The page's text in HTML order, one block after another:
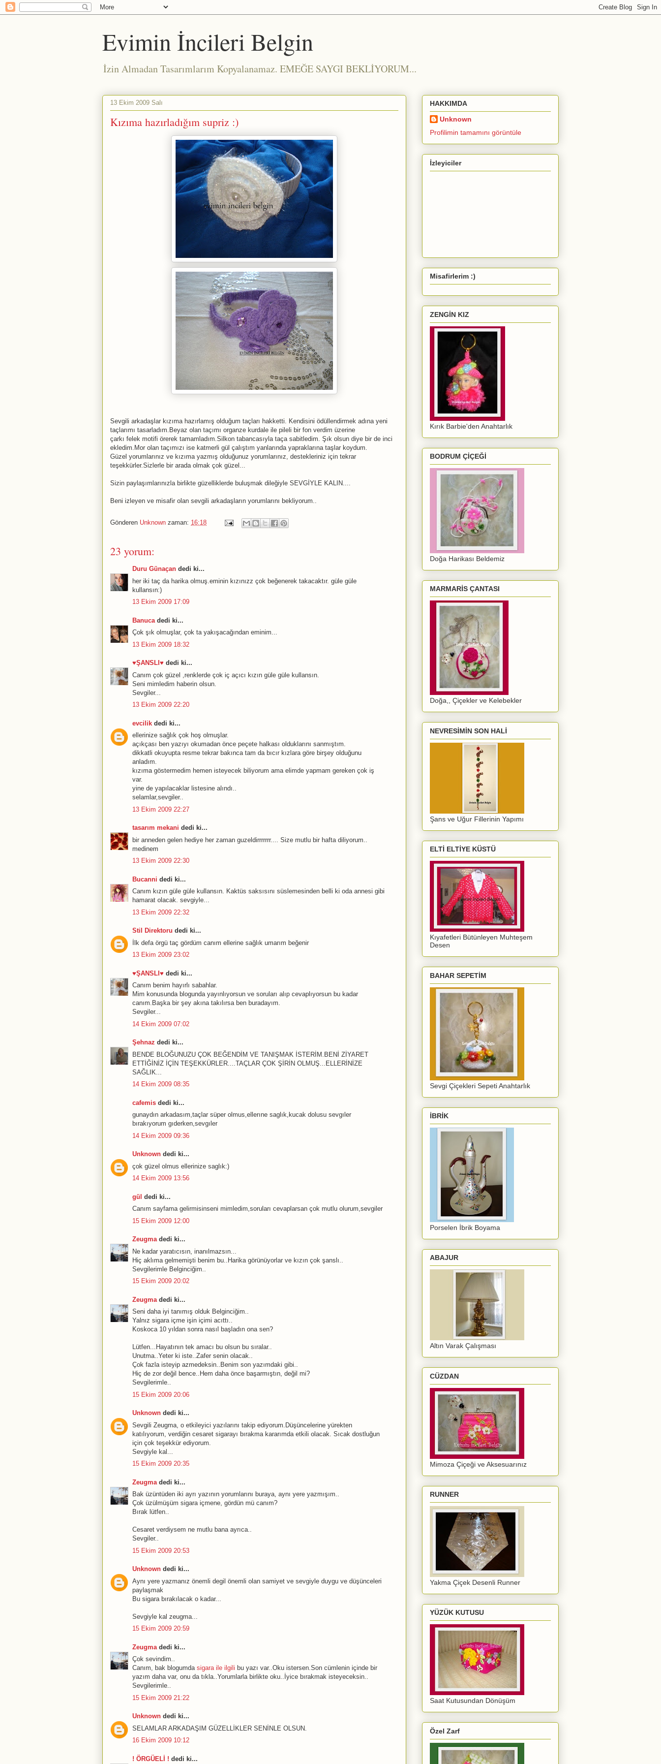
Evimin İncileri Belgin
İzin Almadan Tasarımlarım Kopyalanamaz. EMEĞE SAYGI BEKLİYORUM...
13 Ekim 2009 Salı
Kızıma hazırladığım supriz :)
Sevgili arkadaşlar kızıma hazırlamış olduğum taçları hakketti. Kendisini ödüllendirmek adına yeni
taçlarımı tasarladım.Beyaz olan taçımı organze kurdale ile pileli bir fon verdim üzerine
çarkı felek motifi örerek tamamladım.Silkon tabancasıyla taça sabitledim. Şık olsun diye bir de inci
ekledim.Mor olan taçımızı ise katmerli gül çalıştım yanlarında yapraklarına taşlar koydum.
Güzel yorumlarınız ve kızıma yazmış olduğunuz yorumlarınız, destekleriniz için tekrar
teşekkürler.Sizlerle bir arada olmak çok güzel...
Sizin paylaşımlarınızla birlikte güzelliklerde buluşmak dileğiyle SEVGİYLE KALIN....
Beni izleyen ve misafir olan sevgili arkadaşların yorumlarını bekliyorum..
Gönderen Unknown zaman: 16:18
23 yorum:
Duru Günaçan dedi ki...
her iki taç da harika olmuş.eminin kızınızz çok beğenerek takacaktır. güle güle
kullansın:)
13 Ekim 2009 17:09
Banuca dedi ki...
Çok şık olmuşlar, çok ta yakışacağından eminim...
13 Ekim 2009 18:32
♥ŞANSLI♥ dedi ki...
Canım çok güzel ,renklerde çok iç açıcı kızın güle güle kullansın.
Seni mimledim haberin olsun.
Sevgiler...
13 Ekim 2009 22:20
evcilik dedi ki...
ellerinize sağlık çok hoş olmuşlar.
açıkçası ben yazıyı okumadan önce peçete halkası olduklarını sanmıştım.
dikkatli okuyupta resme tekrar bakınca tam da bıcır kızlara göre birşey olduğunu
anladım.
kızıma göstermedim hemen isteyecek biliyorum ama elimde yapmam gereken çok iş
var.
yine de yapılacaklar listesine alındı..
selamlar,sevgiler..
13 Ekim 2009 22:27
tasarım mekani dedi ki...
bir anneden gelen hediye her zaman guzeldirrrrrrr.... Size mutlu bir hafta diliyorum..
medinem
13 Ekim 2009 22:30
Bucanni dedi ki...
Canım kızın güle güle kullansın. Kaktüs saksısını süslemesinden belli ki oda annesi gibi
hamarat olacak. sevgiyle...
13 Ekim 2009 22:32
Stil Direktoru dedi ki...
İlk defa örgü taç gördüm canım ellerine sağlık umarım beğenir
13 Ekim 2009 23:02
♥ŞANSLI♥ dedi ki...
Canım benim hayırlı sabahlar.
Mim konusunda blogunda yayınlıyorsun ve soruları alıp cevaplıyorsun bu kadar
canım.Başka bir şey akına takılırsa ben buradayım.
Sevgiler...
14 Ekim 2009 07:02
Şehnaz dedi ki...
BENDE BLOĞUNUZU ÇOK BEĞENDİM VE TANIŞMAK İSTERİM.BENİ ZİYARET
ETTİĞİNİZ İÇİN TEŞEKKÜRLER....TAÇLAR ÇOK ŞİRİN OLMUŞ...ELLERİNİZE
SAĞLIK...
14 Ekim 2009 08:35
cafemis dedi ki...
gunaydın arkadasım,taçlar süper olmus,ellerıne saglık,kucak dolusu sevgıler
bırakıyorum gıderken,sevgıler
14 Ekim 2009 09:36
Unknown dedi ki...
çok güzel olmus ellerinize saglık:)
14 Ekim 2009 13:56
gül dedi ki...
Canım sayfama gelirmisinseni mimledim,soruları cevaplarsan çok mutlu olurum,sevgiler
15 Ekim 2009 12:00
Zeugmadedi ki...
Ne kadar yaratıcısın, inanılmazsın...
Hiç aklıma gelmemişti benim bu..Harika görünüyorlar ve kızın çok şanslı..
Sevgilerimle Belginciğim..
15 Ekim 2009 20:02
Zeugma dedi ki...
Seni daha iyi tanımış olduk Belginciğim..
Yalnız sigara içme işin içimi acıttı..
Koskoca 10 yıldan sonra nasıl başladın ona sen?
Lütfen...Hayatının tek amacı bu olsun bu sıralar..
Unutma..Yeter ki iste..Zafer senin olacak..
Çok fazla isteyip azmedeksin..Benim son yazımdaki gibi..
Hiç de zor değil bence..Hem daha önce başarmıştın, değil mi?
Sevgilerimle..
15 Ekim 2009 20:06
Unknown dedi ki...
Sevgili Zeugma, o etkileyici yazılarını takip ediyorum.Düşüncelerine yürekten
katılıyorum, verdiğin cesaret sigarayı bırakma kararımda etkili olacak. Sıcak dostluğun
için çok teşekkür ediyorum.
Sevgiyle kal...
15 Ekim 2009 20:35
Zeugma dedi ki...
Bak üzüntüden iki ayrı yazının yorumlarını buraya, aynı yere yazmışım..
Çok üzülmüşüm sigara içmene, gördün mü canım?
Bırak lütfen..
Cesaret verdiysem ne mutlu bana ayrıca..
Sevgiler..
15 Ekim 2009 20:53
Unknown dedi ki...
Aynı yere yazmanız önemli degil önemli olan samiyet ve sevgiyle duygu ve düşünceleri
paylaşmak
Bu sigara bırakılacak o kadar...
Sevgiyle kal zeugma...
15 Ekim 2009 20:59
Zeugma dedi ki...
Çok sevindim..
Canım, bak blogumda sigara ile ilgili bu yazı var..Oku istersen.Son cümlenin içinde bir
yazım daha var, onu da tıkla..Yorumlarla birlikte oku..İyice bırakmak isteyeceksin..
Sevgilerimle..
15 Ekim 2009 21:22
Unknown dedi ki...
SELAMLAR ARKADAŞIM GÜZELLİKLER SENİNLE OLSUN.
16 Ekim 2009 10:12
! ÖRGÜELİ ! dedi ki...
HAKKIMDA
Unknown
Profilimin tamamını görüntüle
İzleyiciler
Misafirlerim :)
ZENGİN KIZ
Kırık Barbie'den Anahtarlık
BODRUM ÇİÇEĞİ
Doğa Harikası Beldemiz
MARMARİS ÇANTASI
Doğa,, Çiçekler ve Kelebekler
NEVRESİMİN SON HALİ
Şans ve Uğur Fillerinin Yapımı
ELTİ ELTİYE KÜSTÜ
Kıyafetleri Bütünleyen Muhteşem
Desen
BAHAR SEPETİM
Sevgi Çiçekleri Sepeti Anahtarlık
İBRİK
Porselen İbrik Boyama
ABAJUR
Altın Varak Çalışması
CÜZDAN
Mimoza Çiçeği ve Aksesuarınız
RUNNER
Yakma Çiçek Desenli Runner
YÜZÜK KUTUSU
Saat Kutusundan Dönüşüm
Özel Zarf